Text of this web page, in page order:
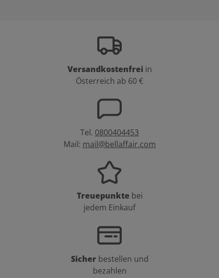
Versandkostenfrei in
Österreich ab 60 €
Tel. 0800404453
Mail: mail@bellaffair.com
Treuepunkte bei
jedem Einkauf
Sicher bestellen und
bezahlen